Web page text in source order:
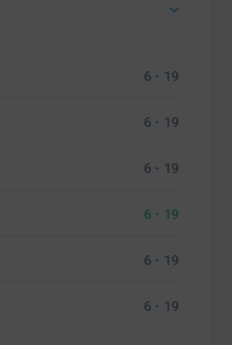
6 - 19
6 - 19
6 - 19
6 - 19
6 - 19
6 - 19